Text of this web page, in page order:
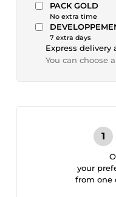
PACK GOLD
No extra time
7 extra days
Express delivery
You can choose
your
from one